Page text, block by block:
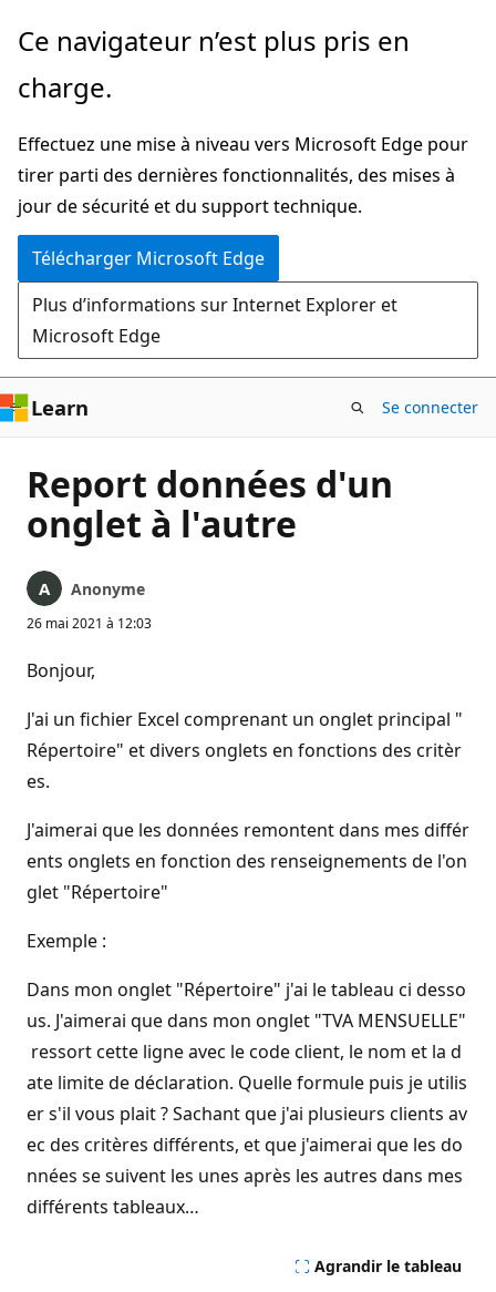
Passer
directement
au
principal
Ce navigateur n’est plus pris en
charge.
Effectuez une mise à niveau vers Microsoft Edge pour
tirer parti des dernières fonctionnalités, des mises à
jour de sécurité et du support technique.
Télécharger Microsoft Edge
Plus d’informations sur Internet Explorer et
Microsoft Edge
Learn Se connecter
Report données d'un
onglet à l'autre
Anonyme
26 mai 2021 à 12:03
Bonjour,
J'ai un fichier Excel comprenant un onglet principal "
Répertoire" et divers onglets en fonctions des critèr
es.
J'aimerai que les données remontent dans mes différ
ents onglets en fonction des renseignements de l'on
glet "Répertoire"
Exemple :
Dans mon onglet "Répertoire" j'ai le tableau ci desso
us. J'aimerai que dans mon onglet "TVA MENSUELLE"
ressort cette ligne avec le code client, le nom et la d
ate limite de déclaration. Quelle formule puis je utilis
er s'il vous plait ? Sachant que j'ai plusieurs clients av
ec des critères différents, et que j'aimerai que les do
nnées se suivent les unes après les autres dans mes
différents tableaux…
Agrandir le tableau